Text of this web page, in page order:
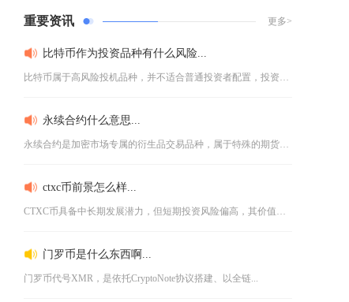
重要资讯 更多>
比特币作为投资品种有什么风险...
比特币属于高风险投机品种，并不适合普通投资者配置，投资过程中...
永续合约什么意思...
永续合约是加密市场专属的衍生品交易品种，属于特殊的期货产品，...
ctxc币前景怎么样...
CTXC币具备中长期发展潜力，但短期投资风险偏高，其价值上限...
门罗币是什么东西啊...
门罗币代号XMR，是依托CryptoNote协议搭建、以全链...